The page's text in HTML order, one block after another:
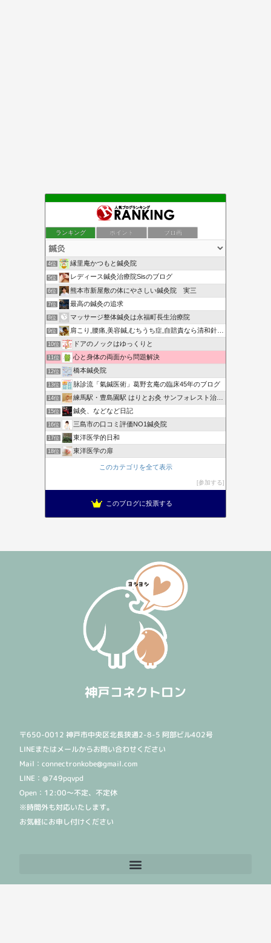
ランキング ポイント ブロ画
4位 縁里庵かつもと鍼灸院
5位 レディース鍼灸治療院Sisのブログ
6位 熊本市新屋敷の体にやさしい鍼灸院 実三
7位 最高の鍼灸の追求
8位 マッサージ整体鍼灸は永福町長生治療院
9位 肩こり,腰痛,美容鍼,むちうち症,自賠責なら清和針灸接骨院
10位 ドアのノックはゆっくりと
11位 心と身体の両面から問題解決
12位 橋本鍼灸院
13位 脉診流「氣鍼医術」葛野玄庵の臨床45年のブログ
14位 練馬駅・豊島園駅 はりとお灸 サンフォレスト治療院ブログ
15位 鍼灸、などなど日記
16位 三島市の口コミ評価NO1鍼灸院
17位 東洋医学的日和
18位 東洋医学の扉
このカテゴリを全て表示
参加する
このブログに投票する
神戸コネクトロン
〒650-0012 神戸市中央区北長狭通2-8-5 阿部ビル402号
LINEまたはメールからお問い合わせください
Mail：connectronkobe@gmail.com
LINE：@749pqvpd
Open：12:00〜不定、不定休
※時間外も対応いたします。
お気軽にお申し付けください